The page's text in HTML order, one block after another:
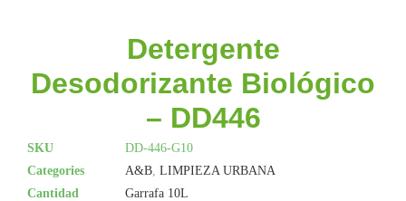
Detergente
Desodorizante Biológico
– DD446
SKU
DD-446-G10
Categories
A&B, LIMPIEZA URBANA
Cantidad
Garrafa 10L